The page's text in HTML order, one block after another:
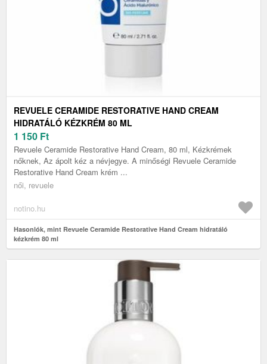
REVUELE CERAMIDE RESTORATIVE HAND CREAM
HIDRATÁLÓ KÉZKRÉM 80 ML
1 150 Ft
Revuele Ceramide Restorative Hand Cream, 80 ml, Kézkrémek
nőknek, Az ápolt kéz a névjegye. A minőségi Revuele Ceramide
Restorative Hand Cream krém ...
női, revuele
notino.hu
Hasonlók, mint Revuele Ceramide Restorative Hand Cream hidratáló
kézkrém 80 ml